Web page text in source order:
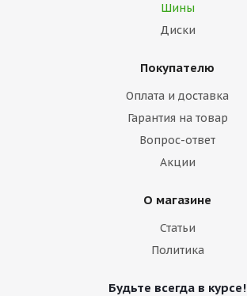
Шины
Диски
Покупателю
Оплата и доставка
Гарантия на товар
Вопрос-ответ
Акции
О магазине
Статьи
Политика
Будьте всегда в курсе!